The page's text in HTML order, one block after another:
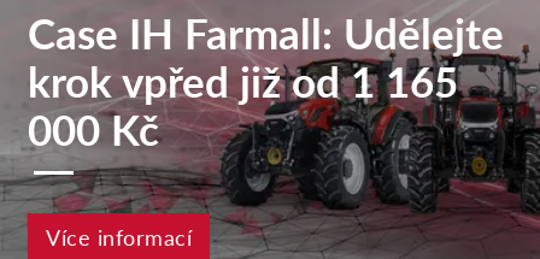
Case IH Farmall: Udělejte
krok vpřed již od 1 165
000 Kč
Více informací